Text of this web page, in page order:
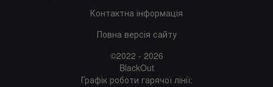
Контактна інформація
Повна версія сайту
©2022 - 2026
BlackOut
Графік роботи гарячої лінії: